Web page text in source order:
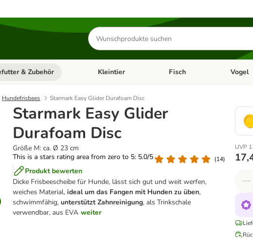
Produkte
suchen
Menü öffnen: Katzenfutter & Zubehör
& Zubehör Kategorie-Menü öffnen: Hundefutter & Zubehör
Kleintier Kategorie-Menü öffnen:
Fisch Vogel
Hundefrisbees Starmark Easy Glider Durafoam Disc
Starmark Easy Glider
Durafoam Disc
Größe M: ca. Ø 23 cm
This is a stars rating area from zero to 5: 5.0/5
(14)
Produkt bewerten
Dicke Frisbeescheibe für Hunde, lässt sich gut und weit werfen,
weiches Material, ideal um das Fangen mit Hunden zu üben,
schwimmfähig, unterstützt Zahnreinigung, als Trinkschale
verwendbar, aus EVA weiter
UVP